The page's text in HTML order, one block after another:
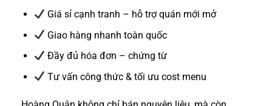
Giá sỉ cạnh tranh – hỗ trợ quán mới mở
Giao hàng nhanh toàn quốc
Đầy đủ hóa đơn – chứng từ
Tư vấn công thức & tối ưu cost menu